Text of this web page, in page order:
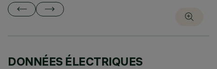
DONNÉES ÉLECTRIQUES